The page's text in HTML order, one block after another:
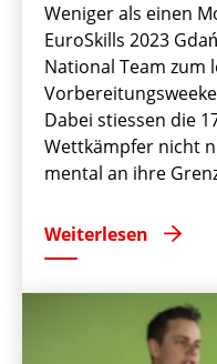
Weniger als einen
EuroSkills 2023
National Team zum
Dabei stiessen die
Wettkämpfer nicht
mental an ihre
Weiterlesen